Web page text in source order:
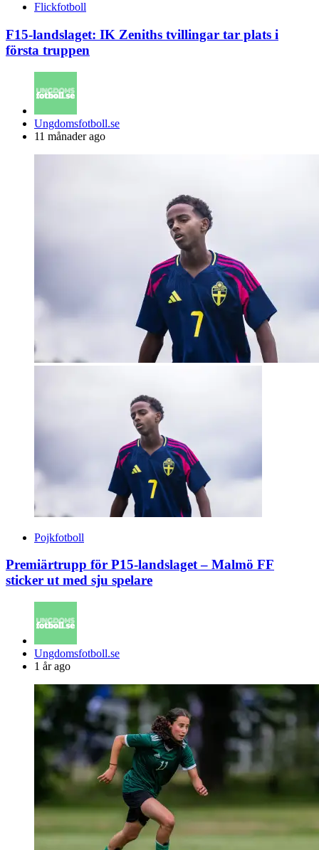
Flickfotboll
F15-landslaget: IK Zeniths tvillingar tar plats i
första truppen
Posted
by
Ungdomsfotboll.se
11 månader ago
Pojkfotboll
Premiärtrupp för P15-landslaget – Malmö FF
sticker ut med sju spelare
Posted
by
Ungdomsfotboll.se
1 år ago